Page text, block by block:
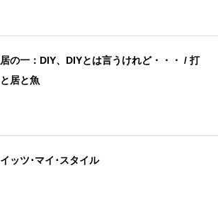
居の一：DIY、DIYとは言うけれど・・・ / 打
と居と魚
イッツ･マイ･スタイル